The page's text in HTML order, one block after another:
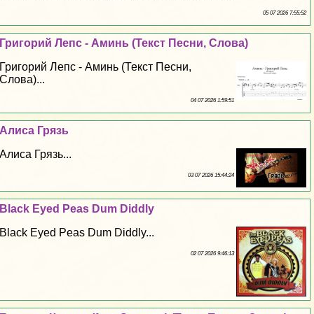
05 07 2026 7:55:52
Григорий Лепс - Аминь (Текст Песни, Слова)
Григорий Лепс - Аминь (Текст Песни,
Слова)...
04 07 2026 1:59:51
Алиса Грязь
Алиса Грязь...
03 07 2026 15:44:24
Black Eyed Peas Dum Diddly
Black Eyed Peas Dum Diddly...
02 07 2026 9:46:13